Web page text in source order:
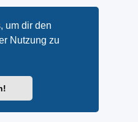
um dir den
Nutzung zu